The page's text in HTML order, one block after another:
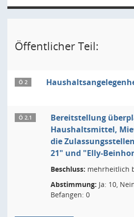
Öffentlicher Teil:
Ö 2
Ö 2.1
Bereitstellung
Haushaltsmittel,
die
21" und "Elly-
Beschluss: mehrheitlich
Abstimmung: Ja: 10,
Befangen: 0